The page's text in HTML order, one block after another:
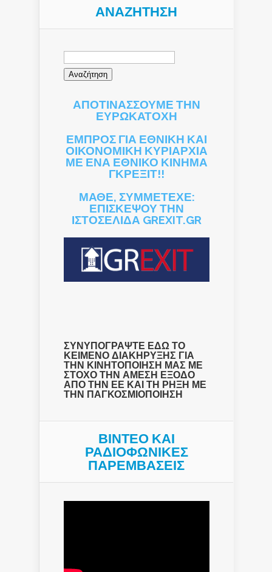
ΑΝΑΖΉΤΗΣΗ
Αναζήτηση
ΑΠΟΤΙΝΑΣΣΟΥΜΕ ΤΗΝ
ΕΥΡΩΚΑΤΟΧΗ
ΕΜΠΡΟΣ ΓΙΑ ΕΘΝΙΚΗ ΚΑΙ
ΟΙΚΟΝΟΜΙΚΗ ΚΥΡΙΑΡΧΙΑ
ΜΕ ΕΝΑ ΕΘΝΙΚΟ ΚΙΝΗΜΑ
ΓΚΡΕΞΙΤ!!
ΜΑΘΕ, ΣΥΜΜΕΤΕΧΕ:
ΕΠΙΣΚΕΨΟΥ ΤΗΝ
ΙΣΤΟΣΕΛΙΔΑ GREXIT.GR
ΣΥΝΥΠΟΓΡΑΨΤΕ ΕΔΩ ΤΟ
ΚΕΙΜΕΝΟ ΔΙΑΚΗΡΥΞΗΣ ΓΙΑ
ΤΗΝ ΚΙΝΗΤΟΠΟΙΗΣΗ ΜΑΣ ΜΕ
ΣΤΟΧΟ ΤΗΝ ΑΜΕΣΗ ΕΞΟΔΟ
ΑΠΟ ΤΗΝ ΕΕ ΚΑΙ ΤΗ ΡΗΞΗ ΜΕ
ΤΗΝ ΠΑΓΚΟΣΜΙΟΠΟΙΗΣΗ
ΒΙΝΤΕΟ ΚΑΙ
ΡΑΔΙΟΦΩΝΙΚΕΣ
ΠΑΡΕΜΒΑΣΕΙΣ